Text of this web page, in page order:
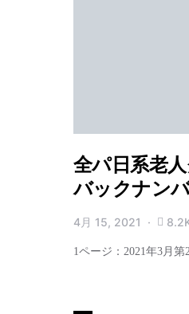
全パ日系老
バックナン
4月 15, 2021
1ページ：2021年3月